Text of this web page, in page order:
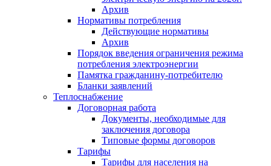
Архив
Нормативы потребления
Действующие нормативы
Архив
Порядок введения ограничения режима
потребления электроэнергии
Памятка гражданину-потребителю
Бланки заявлений
Теплоснабжение
Договорная работа
Документы, необходимые для
заключения договора
Типовые формы договоров
Тарифы
Тарифы для населения на